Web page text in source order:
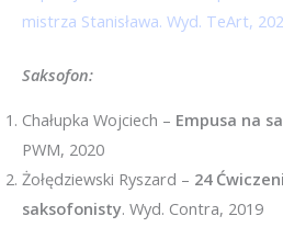
mistrza Stanisława. Wyd. TeArt,
Saksofon:
Chałupka Wojciech – Empusa na
PWM, 2020
Żołędziewski Ryszard – 24
saksofonisty. Wyd. Contra, 2019